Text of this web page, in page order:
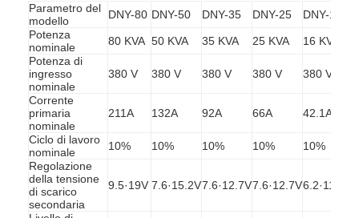
Parametro del
modello
DNY-80 DNY-50 DNY-35 DNY-25
DNY-16
Potenza
nominale
80 KVA 50 KVA 35 KVA 25 KVA
16 KVA
Potenza di
ingresso
nominale
380 V 380 V 380 V 380 V 380 V
Corrente
primaria
nominale
211A 132A 92A 66A 42.1A
Ciclo di lavoro
nominale
10% 10% 10% 10%
10%
Regolazione
della tensione
di scarico
secondaria
9.5·19V 7.6·15.2V7.6·12.7V7.6·12.7V6.2·11V